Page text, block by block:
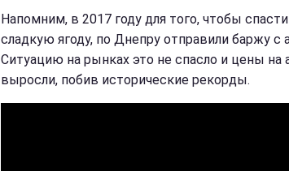
Напомним, в 2017 году для того, чтобы
сладкую ягоду, по Днепру отправили баржу с
Ситуацию на рынках это не спасло и цены на
выросли, побив исторические рекорды.